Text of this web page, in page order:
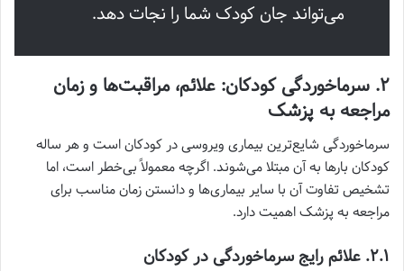
می‌تواند جان کودک شما را نجات دهد.
۲. سرماخوردگی کودکان: علائم، مراقبت‌ها و زمان
مراجعه به پزشک
سرماخوردگی شایع‌ترین بیماری ویروسی در کودکان است و هر ساله
کودکان بارها به آن مبتلا می‌شوند. اگرچه معمولاً بی‌خطر است، اما
تشخیص تفاوت آن با سایر بیماری‌ها و دانستن زمان مناسب برای
مراجعه به پزشک اهمیت دارد.
۲.۱. علائم رایج سرماخوردگی در کودکان